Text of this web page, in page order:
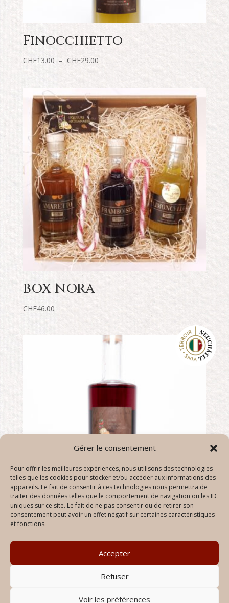
Gérer le consentement
Pour offrir les meilleures expériences, nous utilisons des technologies
telles que les cookies pour stocker et/ou accéder aux informations des
appareils. Le fait de consentir à ces technologies nous permettra de
traiter des données telles que le comportement de navigation ou les ID
uniques sur ce site. Le fait de ne pas consentir ou de retirer son
consentement peut avoir un effet négatif sur certaines caractéristiques
et fonctions.
Accepter
Refuser
Voir les préférences
Finocchietto
CHF13.00 – CHF29.00Plage
CHF13.00
à
CHF29.00
BOX NORA
CHF46.00
Liqueur de pruneaux
Plage
de
prix :